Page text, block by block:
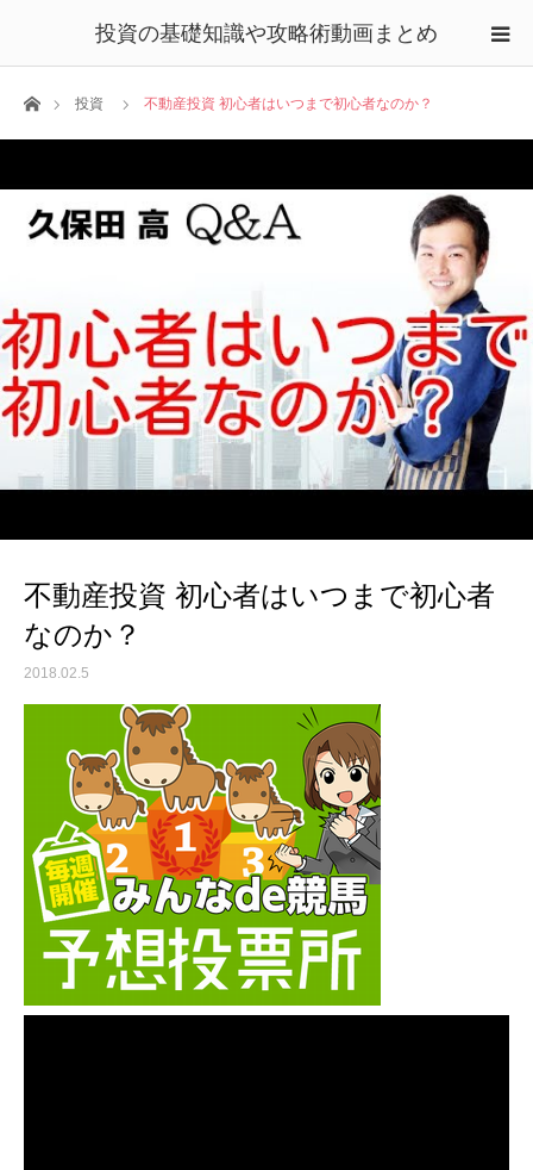
投資の基礎知識や攻略術動画まとめ
ホーム投資 不動産投資 初心者はいつまで初心者なのか？
不動産投資 初心者はいつまで初心者
なのか？
2018.02.5